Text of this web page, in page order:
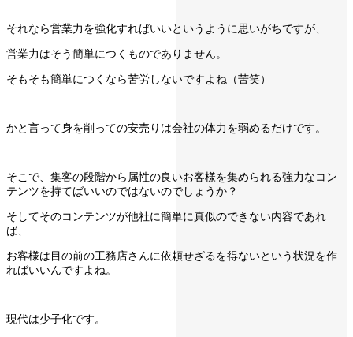
それなら営業力を強化すればいいというように思いがちですが、
営業力はそう簡単につくものでありません。
そもそも簡単につくなら苦労しないですよね（苦笑）
かと言って身を削っての安売りは会社の体力を弱めるだけです。
そこで、集客の段階から属性の良いお客様を集められる強力なコン
テンツを持てばいいのではないのでしょうか？
そしてそのコンテンツが他社に簡単に真似のできない内容であれ
ば、
お客様は目の前の工務店さんに依頼せざるを得ないという状況を作
ればいいんですよね。
現代は少子化です。